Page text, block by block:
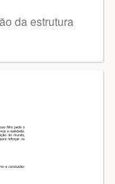
da estrutura